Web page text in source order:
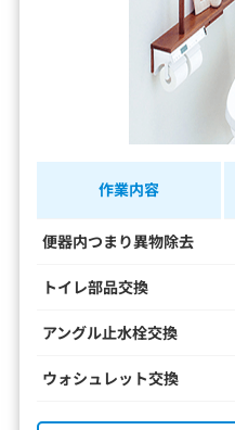
作業内容
便器内つまり異物除去
トイレ部品交換
アングル止水栓交換
ウォシュレット交換